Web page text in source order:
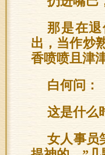
那是在
出，当作炒
香喷喷且津
白何问：
这是什么
女人事员